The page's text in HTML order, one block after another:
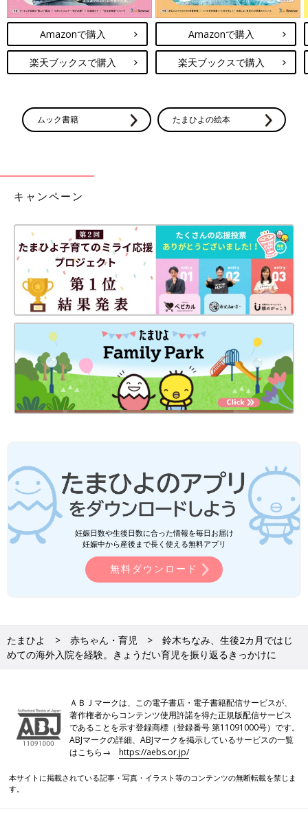
Amazonで購入
楽天ブックスで購入
Amazonで購入
楽天ブックスで購入
ムック書籍 たまひよの絵本
キャンペーン
妊娠日数や生後日数に合った情報を毎日お届け
妊娠中から産後まで長く使える無料アプリ
無料ダウンロード
たまひよ 赤ちゃん・育児
鈴木ちなみ、生後2カ月ではじ
めての海外入院を経験。きょうだい育児を振り返るきっかけに
ＡＢＪマークは、この電子書店・電子書籍配信サービスが、
著作権者からコンテンツ使用許諾を得た正規版配信サービス
であることを示す登録商標（登録番号 第11091000号）です。
ABJマークの詳細、ABJマークを掲示しているサービスの一覧
はこちら→https://aebs.or.jp/
本サイトに掲載されている記事・写真・イラスト等のコンテンツの無断転載を禁じま
す。